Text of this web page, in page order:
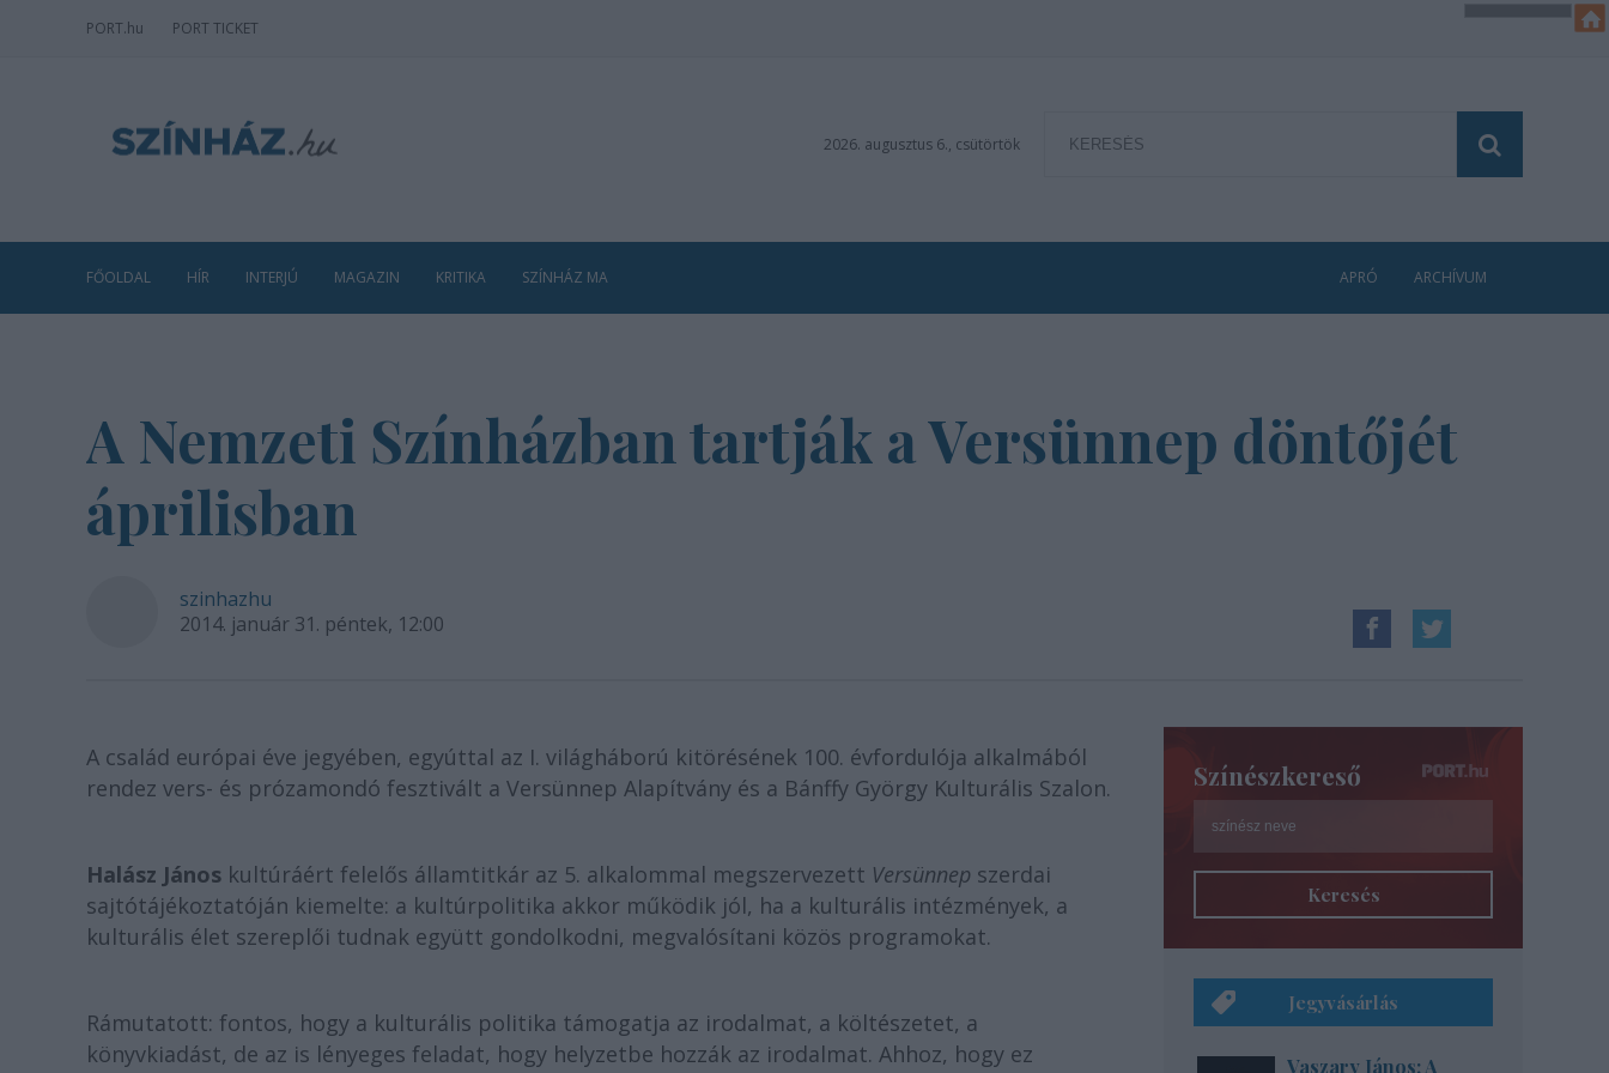
PORT.hu PORT TICKET
2026. augusztus 6., csütörtök
FŐOLDAL HÍR INTERJÚ MAGAZIN KRITIKA SZÍNHÁZ MA APRÓ ARCHÍVUM
A Nemzeti Színházban tartják a Versünnep döntőjét
áprilisban
szinhazhu
2014. január 31. péntek, 12:00
A család európai éve jegyében, egyúttal az I. világháború kitörésének 100. évfordulója alkalmából
rendez vers- és prózamondó fesztivált a Versünnep Alapítvány és a Bánffy György Kulturális Szalon.
Halász János kultúráért felelős államtitkár az 5. alkalommal megszervezett Versünnep szerdai
sajtótájékoztatóján kiemelte: a kultúrpolitika akkor működik jól, ha a kulturális intézmények, a
kulturális élet szereplői tudnak együtt gondolkodni, megvalósítani közös programokat.
Rámutatott: fontos, hogy a kulturális politika támogatja az irodalmat, a költészetet, a
könyvkiadást, de az is lényeges feladat, hogy helyzetbe hozzák az irodalmat. Ahhoz, hogy ez
Színészkereső
Keresés
Jegyvásárlás
Vaszary János: A